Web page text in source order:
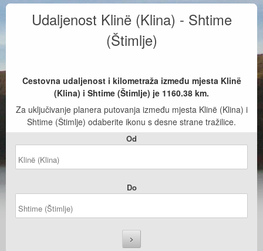
Udaljenost Klinë (Klina) - Shtime
(Štimlje)
Cestovna udaljenost i kilometraža između mjesta Klinë
(Klina) i Shtime (Štimlje) je 1160.38 km.
Za uključivanje planera putovanja između mjesta Klinë (Klina) i
Shtime (Štimlje) odaberite ikonu s desne strane tražilice.
Od
Do